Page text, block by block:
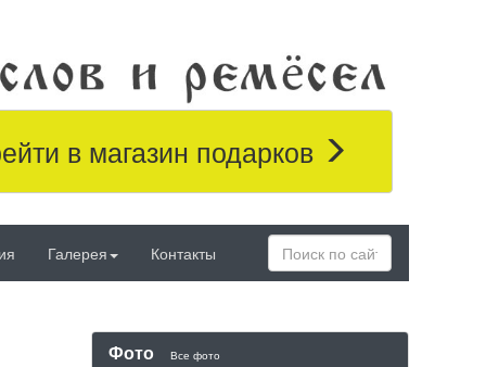
в магазин подарков
Галерея Контакты
Фото Все фото